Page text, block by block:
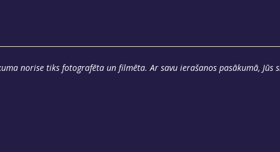
norise tiks fotografēta un filmēta. Ar savu ierašanos pasākumā,